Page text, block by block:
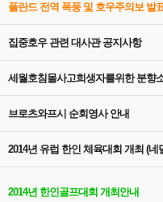
폴란드 전역 폭풍 및 호우주의보 발
집중호우 관련 대사관 공지사항
세월호침몰사고희생자를위한 분향
브로츠와프시 순회영사 안내
2014년 유럽 한인 체육대회 개최 (네
2014년 한인골프대회 개최안내